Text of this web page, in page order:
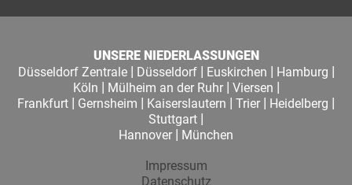
UNSERE NIEDERLASSUNGEN
Düsseldorf Zentrale| Düsseldorf| Euskirchen | Hamburg |
Köln | Mülheim an der Ruhr| Viersen |
Frankfurt | Gernsheim | Kaiserslautern | Trier | Heidelberg |
Stuttgart |
Hannover | München
Impressum
Datenschutz